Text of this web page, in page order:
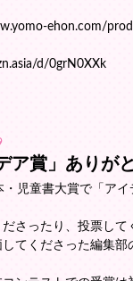
ehon.com/
d/0grN0XXk
ア賞」ありが
・児童書大賞で「アイ
さったり、投票して
てくださった編集部